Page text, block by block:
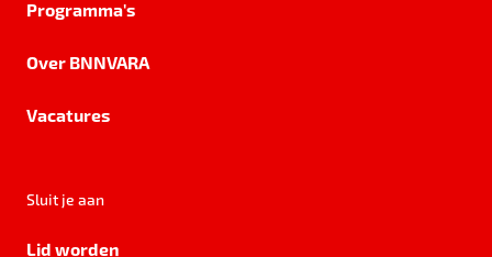
Programma's
Over BNNVARA
Vacatures
Sluit je aan
Lid worden